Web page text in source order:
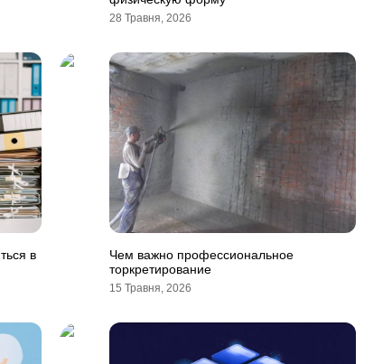
28 Травня, 2026
в
Чем важно профессиональное
торкретирование
15 Травня, 2026